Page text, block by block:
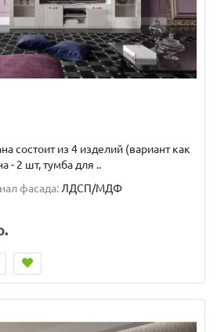
состоит из 4 изделий (вариант как
- 2 шт, тумба для ..
фасада: ЛДСП/МДФ